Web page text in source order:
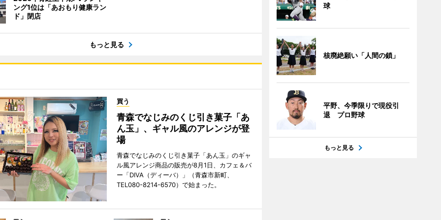
ング1位は「あおもり健康ラン
ド」閉店
もっと見る
買う
青森でなじみのくじ引き菓子「あ
ん玉」、ギャル風のアレンジが登
場
青森でなじみのくじ引き菓子「あん玉」のギャ
ル風アレンジ商品の販売が8月1日、カフェ＆バ
ー「DIVA（ディーバ）」（青森市新町、
TEL080-8214-6570）で始まった。
球
核廃絶願い「人間の鎖」
平野、今季限りで現役引
退 プロ野球
もっと見る